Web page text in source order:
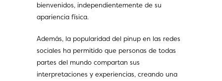
bienvenidos, independientemente de su
apariencia física.
Además, la popularidad del pinup en las redes
sociales ha permitido que personas de todas
partes del mundo compartan sus
interpretaciones y experiencias, creando una